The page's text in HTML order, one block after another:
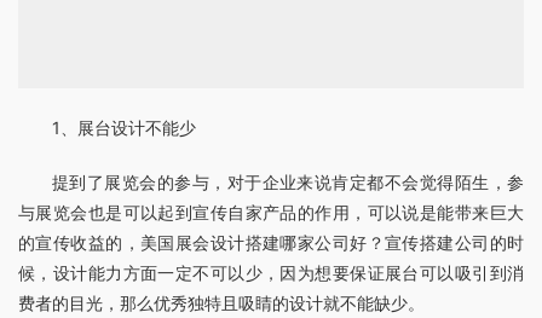
1、展台设计不能少
提到了展览会的参与，对于企业来说肯定都不会觉得陌生，参
与展览会也是可以起到宣传自家产品的作用，可以说是能带来巨大
的宣传收益的，美国展会设计搭建哪家公司好？宣传搭建公司的时
候，设计能力方面一定不可以少，因为想要保证展台可以吸引到消
费者的目光，那么优秀独特且吸睛的设计就不能缺少。